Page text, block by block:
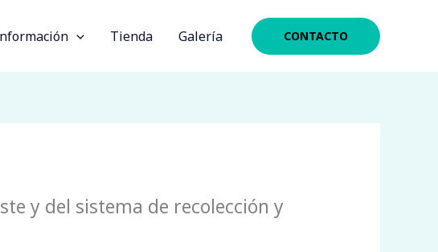
Tienda Galería CONTACTO
y del sistema de recolección y